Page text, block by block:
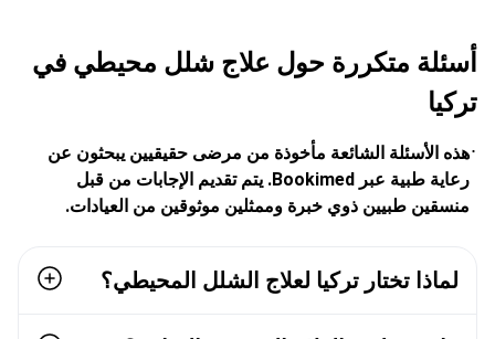
أسئلة متكررة حول علاج شلل محيطي في
تركيا
هذه الأسئلة الشائعة مأخوذة من مرضى حقيقيين يبحثون عن
رعاية طبية عبر Bookimed. يتم تقديم الإجابات من قبل
منسقين طبيين ذوي خبرة وممثلين موثوقين من العيادات.
لماذا تختار تركيا لعلاج الشلل المحيطي؟